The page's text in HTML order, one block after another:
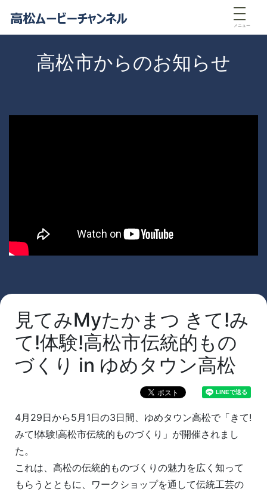
メニュー
高松市からのお知らせ
見てみMyたかまつ きて!み
て!体験!高松市伝統的もの
づくり in ゆめタウン高松
4月29日から5月1日の3日間、ゆめタウン高松で「きて!
みて!体験!高松市伝統的ものづくり」が開催されまし
た。
これは、高松の伝統的ものづくりの魅力を広く知って
もらうとともに、ワークショップを通して伝統工芸の